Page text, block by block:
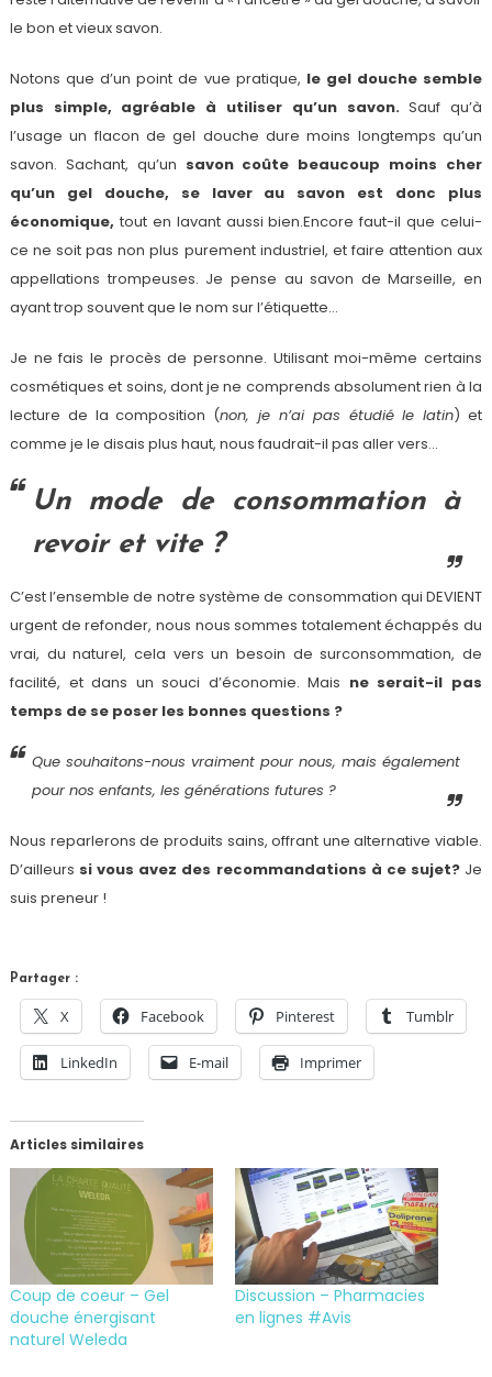
le bon et vieux savon.
Notons que d’un point de vue pratique, le gel douche semble
plus simple, agréable à utiliser qu’un savon.Sauf qu’à
l’usage un flacon de gel douche dure moins longtemps qu’un
savon. Sachant, qu’un savon coûte beaucoup moins cher
qu’un gel douche, se laver au savon est donc plus
économique, tout en lavant aussi bien.Encore faut-il que celui-
ce ne soit pas non plus purement industriel, et faire attention aux
appellations trompeuses. Je pense au savon de Marseille, en
ayant trop souvent que le nom sur l’étiquette…
Je ne fais le procès de personne. Utilisant moi-même certains
cosmétiques et soins, dont je ne comprends absolument rien à la
lecture de la composition (non, je n’ai pas étudié le latin) et
comme je le disais plus haut, nous faudrait-il pas aller vers…
Un mode de consommation à
revoir et vite ?
C’est l’ensemble de notre système de consommation qui DEVIENT
urgent de refonder, nous nous sommes totalement échappés du
vrai, du naturel, cela vers un besoin de surconsommation, de
facilité, et dans un souci d’économie. Mais ne serait-il pas
temps de se poser les bonnes questions ?
Que souhaitons-nous vraiment pour nous, mais également
pour nos enfants, les générations futures ?
Nous reparlerons de produits sains, offrant une alternative viable.
D’ailleurs si vous avez des recommandations à ce sujet? Je
suis preneur !
Partager :
X Facebook Pinterest Tumblr
LinkedIn E-mail Imprimer
Articles similaires
Coup de coeur – Gel
douche énergisant
naturel Weleda
Discussion – Pharmacies
en lignes #Avis